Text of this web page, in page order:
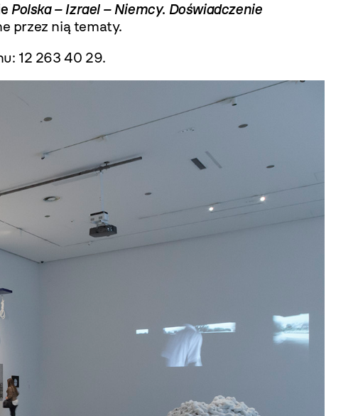
Polska – Izrael – Niemcy. Doświadczenie
przez nią tematy.
12 263 40 29.